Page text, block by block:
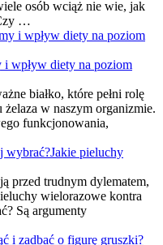
osób wciąż nie wie, jak
…
wpływ diety na poziom
białko, które pełni rolę
w naszym organizmie.
funkcjonowania,
Jakie pieluchy
przed trudnym dylematem,
wielorazowe kontra
Są argumenty